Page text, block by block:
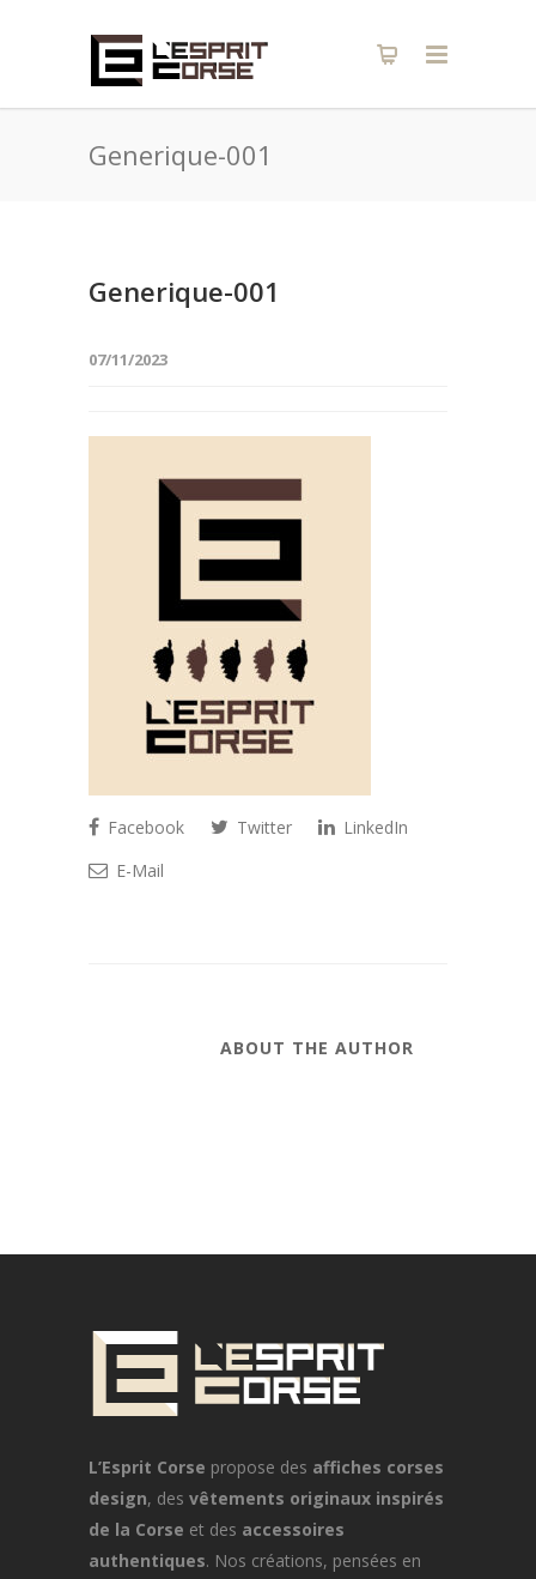
Generique-001
Generique-001
07/11/2023
Facebook Twitter
LinkedIn
E-Mail
ABOUT THE AUTHOR
L’Esprit Corse propose des affiches corses
design, des vêtements originaux inspirés
de la Corse et des accessoires
authentiques. Nos créations, pensées en